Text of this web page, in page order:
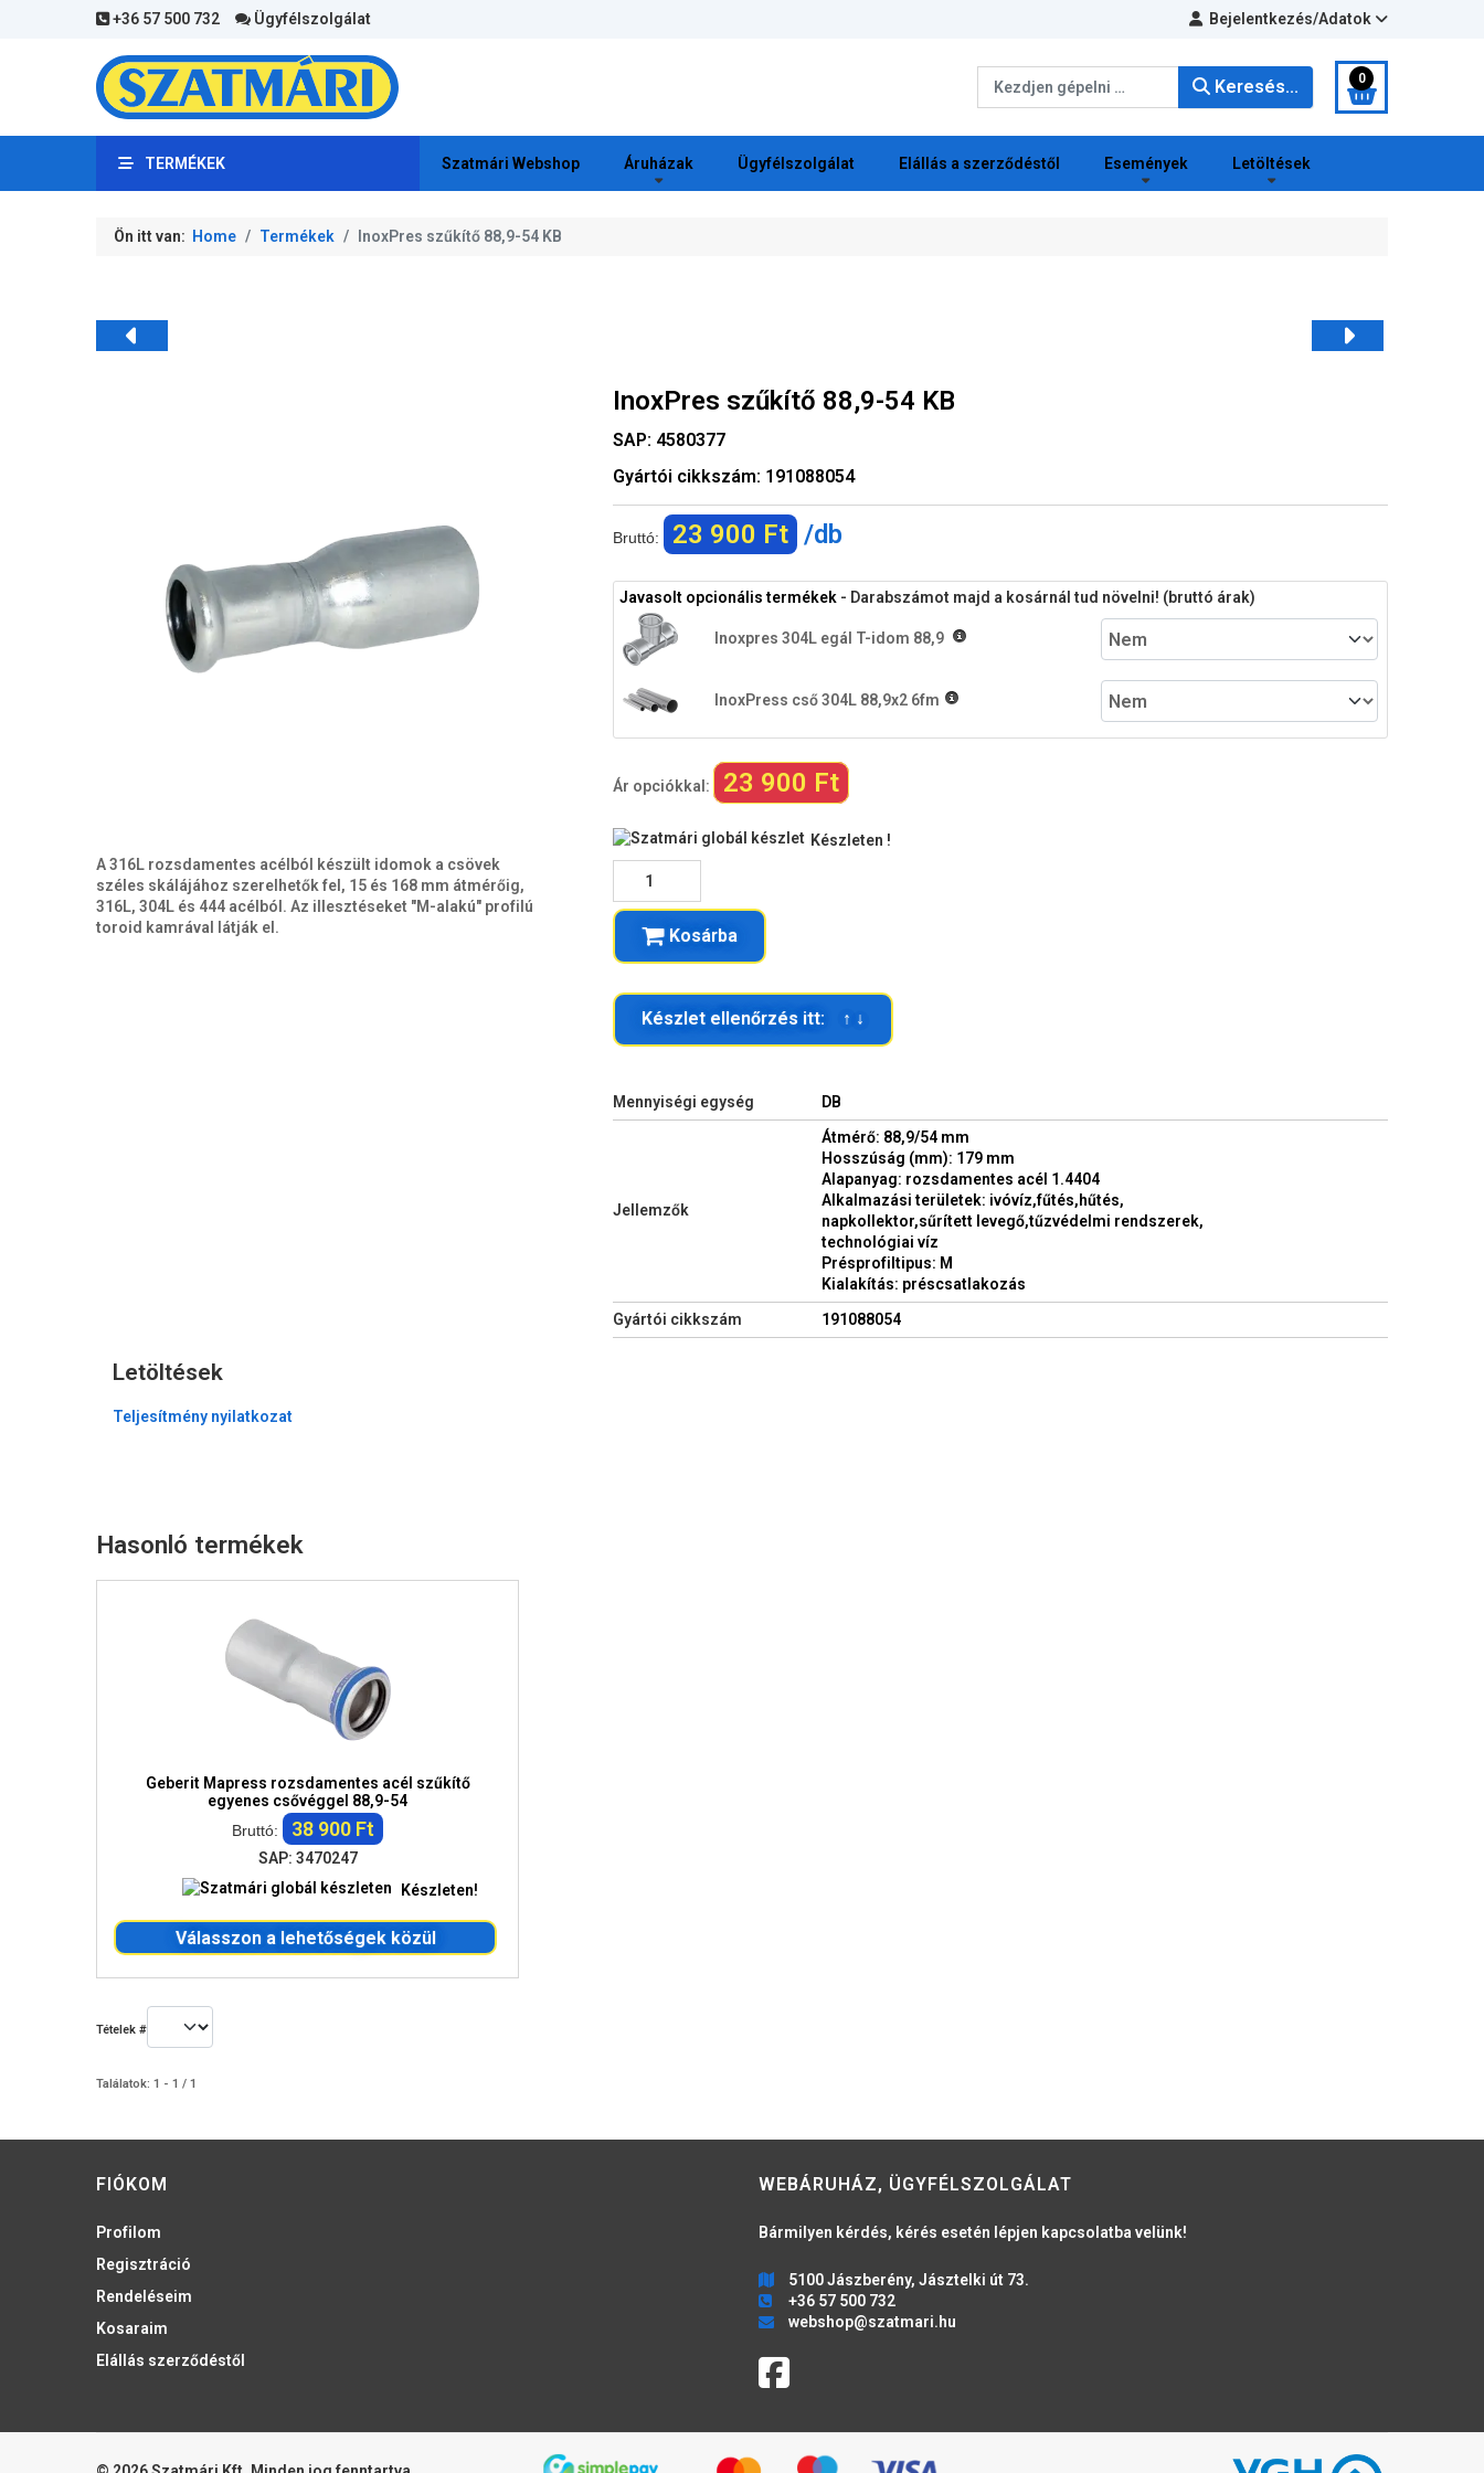
+36 57 500 732 Ügyfélszolgálat Bejelentkezés/Adatok
Keresés... 0
TERMÉKEK Szatmári Webshop Áruházak Ügyfélszolgálat Elállás a szerződéstől Események Letöltések
Ön itt van: Home Termékek InoxPres szűkítő 88,9-54 KB
A 316L rozsdamentes acélból készült idomok a csövek
széles skálájához szerelhetők fel, 15 és 168 mm átmérőig,
316L, 304L és 444 acélból. Az illesztéseket "M-alakú" profilú
toroid kamrával látják el.
InoxPres szűkítő 88,9-54 KB
SAP: 4580377
Gyártói cikkszám: 191088054
Bruttó: 23 900 Ft /db
Javasolt opcionális termékek - Darabszámot majd a kosárnál tud növelni! (bruttó árak)
Inoxpres 304L egál T-idom 88,9
InoxPress cső 304L 88,9x2 6fm
Ár opciókkal: 23 900 Ft
Készleten !
Kosárba
Készlet ellenőrzés itt: ↑ ↓
Mennyiségi egység DB
Jellemzők
Átmérő: 88,9/54 mm
Hosszúság (mm): 179 mm
Alapanyag: rozsdamentes acél 1.4404
Alkalmazási területek: ivóvíz,fűtés,hűtés,
napkollektor,sűrített levegő,tűzvédelmi rendszerek,
technológiai víz
Présprofiltipus: M
Kialakítás: préscsatlakozás
Gyártói cikkszám
191088054
Letöltések
Teljesítmény nyilatkozat
Hasonló termékek
Geberit Mapress rozsdamentes acél szűkítő
egyenes csővéggel 88,9-54
Bruttó:
38 900 Ft
SAP: 3470247
Készleten!
Válasszon a lehetőségek közül
Tételek #
Találatok: 1 - 1 / 1
FIÓKOM
Profilom
Regisztráció
Rendeléseim
Kosaraim
Elállás szerződéstől
WEBÁRUHÁZ, ÜGYFÉLSZOLGÁLAT
Bármilyen kérdés, kérés esetén lépjen kapcsolatba velünk!
5100 Jászberény, Jásztelki út 73.
+36 57 500 732
webshop@szatmari.hu